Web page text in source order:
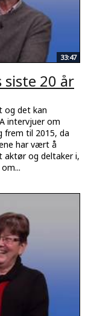
33:47
siste 20 år
og det kan
intervjuer om
frem til 2015, da
har vært å
aktør og deltaker i,